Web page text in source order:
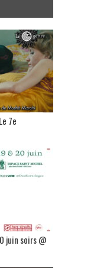
7e
juin soirs @